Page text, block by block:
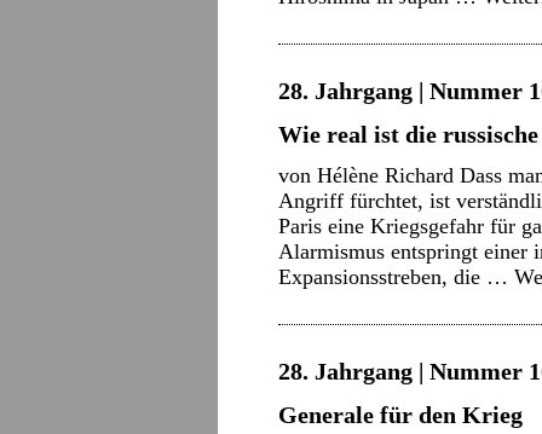
28. Jahrgang | Nummer
Wie real ist die
von Hélène Richard Dass
Angriff fürchtet, ist
Paris eine Kriegsgefahr für
Alarmismus entspringt einer
Expansionsstreben, die …
28. Jahrgang | Nummer
Generale für den Krieg